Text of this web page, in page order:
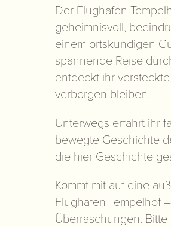
Der Flughafen
geheimnisvoll,
einem ortskundigen
spannende Reise
entdeckt ihr
verborgen bleiben.
Unterwegs erfahrt ihr
bewegte Geschichte
die hier Geschichte
Kommt mit auf eine
Flughafen Tempelhof
Überraschungen.